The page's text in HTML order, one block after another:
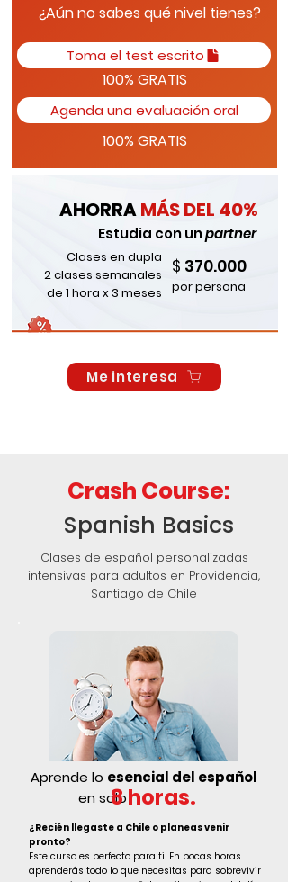
100% GRATIS
Toma el test escrito
Agenda una evaluación oral
¿Aún no sabes qué nivel tienes?
100% GRATIS
$ 370.000
Clases en dupla
2 clases semanales
de 1 hora x 3 meses
por persona
AHORRAMÁS DEL 40%
Estudia con unpartner
Me interesa
Crash Course:
Spanish Basics
Clases de español personalizadas
intensivas para adultos en Providencia,
Santiago de Chile
Aprende lo esencial del español
en solo8 horas.
¿Recién llegaste a Chile o planeas venir
pronto?
Este curso es perfecto para ti. En pocas horas
aprenderás todo lo que necesitas para sobrevivir